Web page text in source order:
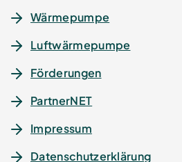
Wärmepumpe
Luftwärmepumpe
Förderungen
PartnerNET
Impressum
Datenschutz­erklärung